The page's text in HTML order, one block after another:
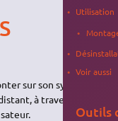
sur son système de
à travers une
Utilisation
Voir aussi
Outils